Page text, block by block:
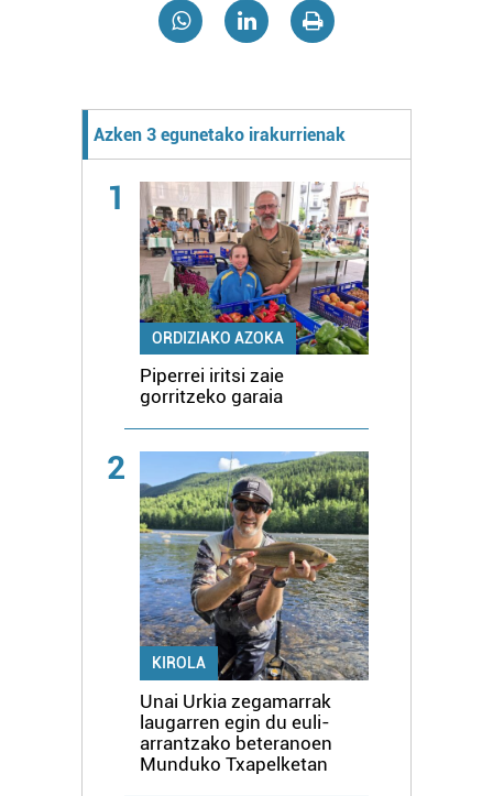
Azken 3 egunetako irakurrienak
1
ORDIZIAKO AZOKA
Piperrei iritsi zaie
gorritzeko garaia
2
KIROLA
Unai Urkia zegamarrak
laugarren egin du euli-
arrantzako beteranoen
Munduko Txapelketan